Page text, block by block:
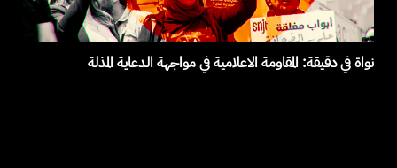
نواة في دقيقة: المقاومة الاعلامية في مواجهة الدعاية المذلة